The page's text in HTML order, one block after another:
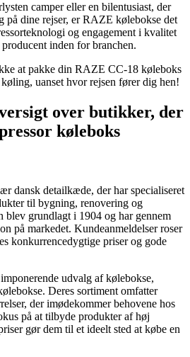
camper eller en bilentusiast, der
dine rejser, er RAZE kølebokse det
og engagement i kvalitet
inden for branchen.
at pakke din RAZE CC-18 køleboks
uanset hvor rejsen fører dig hen!
over butikker, der
køleboks
dansk detailkæde, der har specialiseret
til bygning, renovering og
blev grundlagt i 1904 og har gennem
på markedet. Kundeanmeldelser roser
konkurrencedygtige priser og gode
udvalg af kølebokse,
Deres sortiment omfatter
der imødekommer behovene hos
på at tilbyde produkter af høj
gør dem til et ideelt sted at købe en